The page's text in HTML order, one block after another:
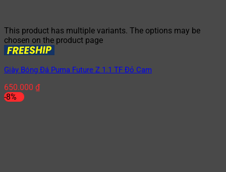
This product has multiple variants. The options may be
chosen on the product page
Giày Bóng Đá Puma Future Z 1.1 TF Đỏ Cam
650.000 ₫
-8%